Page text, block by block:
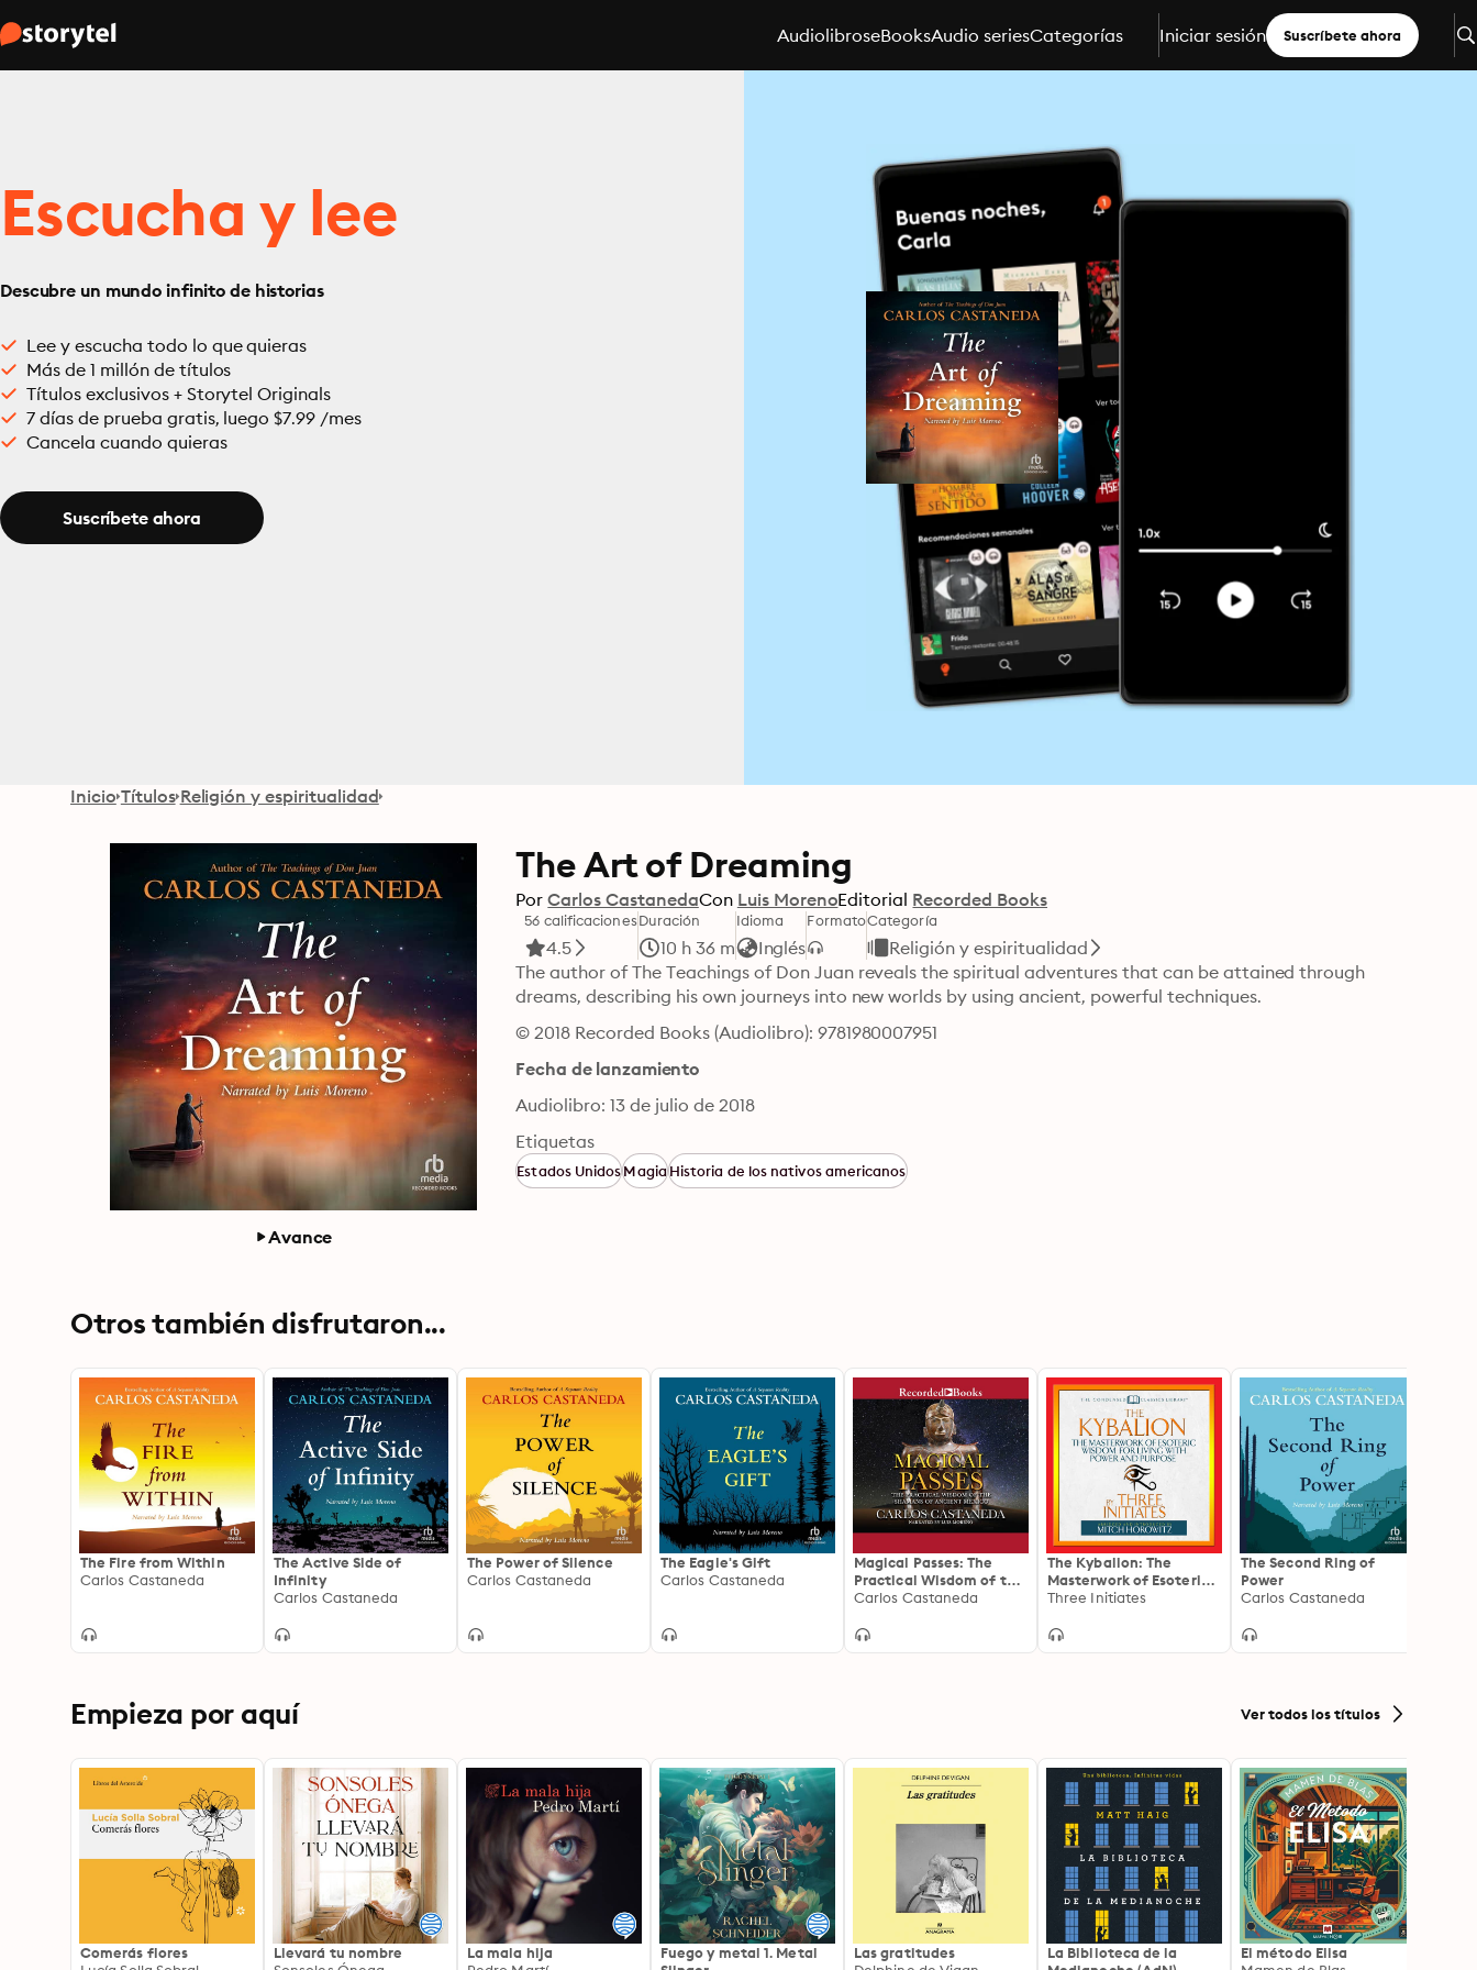
AudiolibroseBooksAudio seriesCategorías Iniciar sesión Suscríbete ahora
Escucha y lee
Descubre un mundo infinito de historias
Lee y escucha todo lo que quieras
Más de 1 millón de títulos
Títulos exclusivos + Storytel Originals
7 días de prueba gratis, luego $7.99 /mes
Cancela cuando quieras
Suscríbete ahora
Inicio Títulos Religión y espiritualidad
Avance
The Art of Dreaming
Por Carlos CastanedaCon Luis MorenoEditorial Recorded Books
56 calificaciones
4.5
Duración
10 h 36 m
Idioma
Inglés
FormatoCategoría
Religión y espiritualidad
The author of The Teachings of Don Juan reveals the spiritual adventures that can be attained through
dreams, describing his own journeys into new worlds by using ancient, powerful techniques.
© 2018 Recorded Books (Audiolibro): 9781980007951
Fecha de lanzamiento
Audiolibro: 13 de julio de 2018
Etiquetas
Estados UnidosMagiaHistoria de los nativos americanos
Otros también disfrutaron...
The Fire from Within
Carlos Castaneda
The Active Side of
Infinity
Carlos Castaneda
The Power of Silence
Carlos Castaneda
The Eagle's Gift
Carlos Castaneda
Magical Passes: The
Practical Wisdom of the
Shamans of Ancient
Carlos Castaneda
The Kybalion: The
Masterwork of Esoteric
Wisdom for Living With
Three Initiates
The Second Ring of
Power
Carlos Castaneda
Empieza por aquí Ver todos los títulos
Comerás flores
Llevará tu nombre
La mala hija
Fuego y metal 1. Metal
Las gratitudes
La Biblioteca de la
El método Elisa